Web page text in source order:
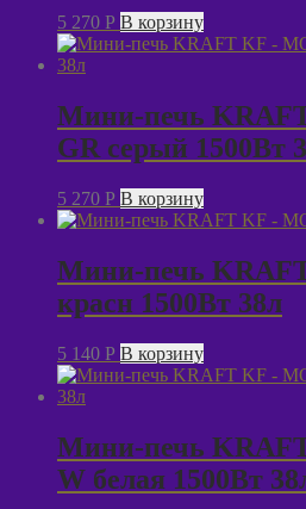
5 270 P В корзину
Мини-печь
GR серый 1500Вт
5 270 P В корзину
Мини-печь
красн 1500Вт 38л
5 140 P В корзину
Мини-печь
W белая 1500Вт